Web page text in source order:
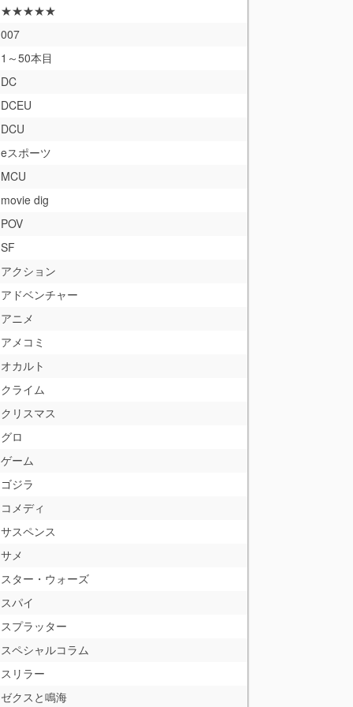
★★★★★
007
1～50本目
DC
DCEU
DCU
eスポーツ
MCU
movie dig
POV
SF
アクション
アドベンチャー
アニメ
アメコミ
オカルト
クライム
クリスマス
グロ
ゲーム
ゴジラ
コメディ
サスペンス
サメ
スター・ウォーズ
スパイ
スプラッター
スペシャルコラム
スリラー
ゼクスと鳴海